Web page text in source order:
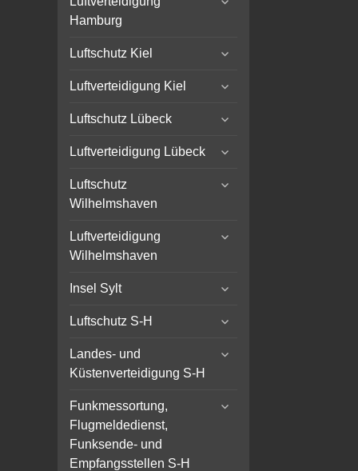
Hamburg
Luftschutz Kiel
expand
menu
Luftverteidigung Kiel
expand
menu
Luftschutz Lübeck
expand
menu
Luftverteidigung Lübeck
expand
menu
Luftschutz
Wilhelmshaven
expand
Luftverteidigung
Wilhelmshaven
expand
Insel Sylt
expand
menu
Luftschutz S-H
expand
menu
Landes- und
Küstenverteidigung S-H
expand
Funkmessortung,
Flugmeldedienst,
Funksende- und
Empfangsstellen S-H
expand